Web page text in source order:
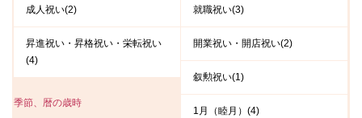
成人祝い(2) 就職祝い(3)
昇進祝い・昇格祝い・栄転祝い
(4)
開業祝い・開店祝い(2)
叙勲祝い(1)
季節、暦の歳時
1月（睦月）(4)